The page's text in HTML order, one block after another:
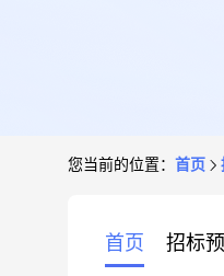
您当前的位置： 首页
首页 招标